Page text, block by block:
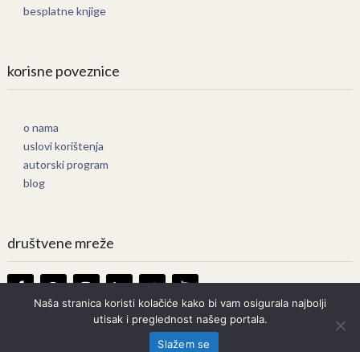
besplatne knjige
korisne poveznice
o nama
uslovi korištenja
autorski program
blog
društvene mreže
Knjige OnlineCopyright © 2026.
Naša stranica koristi kolačiće kako bi vam osigurala najbolji
utisak i preglednost našeg portala.
Slažem se